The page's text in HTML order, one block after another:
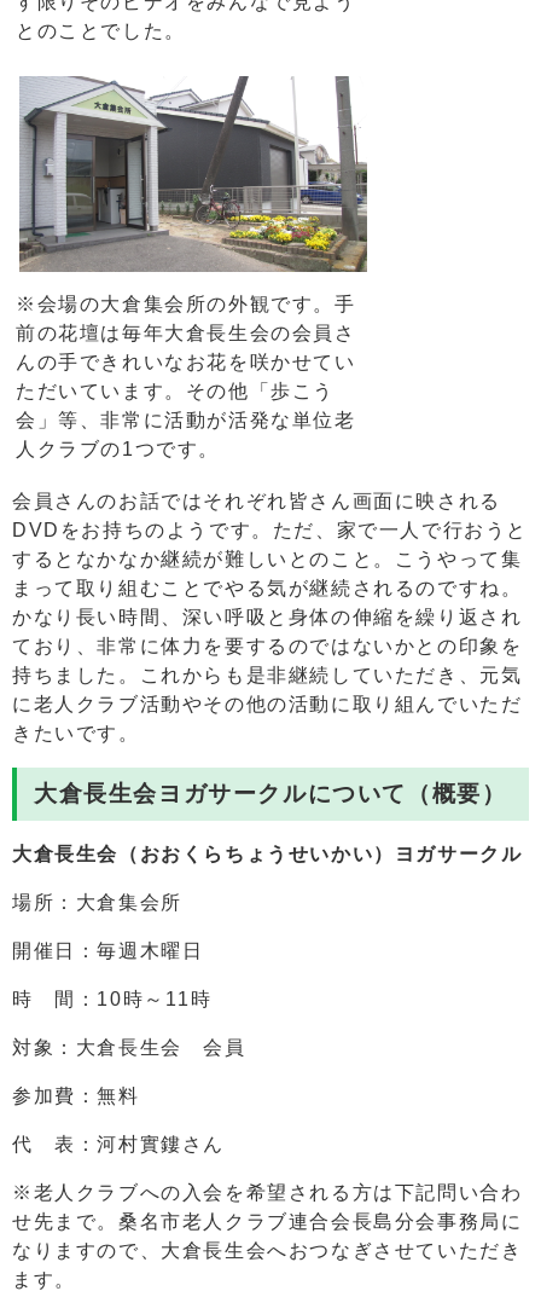
とのことでした。
※会場の大倉集会所の外観です。手
前の花壇は毎年大倉長生会の会員さ
んの手できれいなお花を咲かせてい
ただいています。その他「歩こう
会」等、非常に活動が活発な単位老
人クラブの1つです。
会員さんのお話ではそれぞれ皆さん画面に映される
DVDをお持ちのようです。ただ、家で一人で行おうと
するとなかなか継続が難しいとのこと。こうやって集
まって取り組むことでやる気が継続されるのですね。
かなり長い時間、深い呼吸と身体の伸縮を繰り返され
ており、非常に体力を要するのではないかとの印象を
持ちました。これからも是非継続していただき、元気
に老人クラブ活動やその他の活動に取り組んでいただ
きたいです。
大倉長生会ヨガサークルについて（概要）
大倉長生会（おおくらちょうせいかい）ヨガサークル
場所：大倉集会所
開催日：毎週木曜日
時 間：10時～11時
対象：大倉長生会 会員
参加費：無料
代 表：河村實鏤さん
※老人クラブへの入会を希望される方は下記問い合わ
せ先まで。桑名市老人クラブ連合会長島分会事務局に
なりますので、大倉長生会へおつなぎさせていただき
ます。